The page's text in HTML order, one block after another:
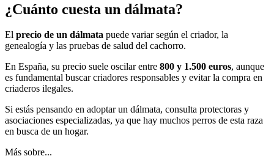
¿Cuánto cuesta un dálmata?
El precio de un dálmata puede variar según el criador, la
genealogía y las pruebas de salud del cachorro.
En España, su precio suele oscilar entre 800 y 1.500 euros, aunque
es fundamental buscar criadores responsables y evitar la compra en
criaderos ilegales.
Si estás pensando en adoptar un dálmata, consulta protectoras y
asociaciones especializadas, ya que hay muchos perros de esta raza
en busca de un hogar.
Más sobre...